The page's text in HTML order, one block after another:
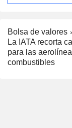
Bolsa de valores
La IATA recorta
para las
combustibles